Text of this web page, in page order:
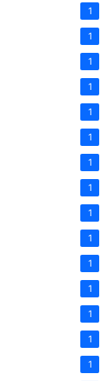
1
1
1
1
1
1
1
1
1
1
1
1
1
1
1